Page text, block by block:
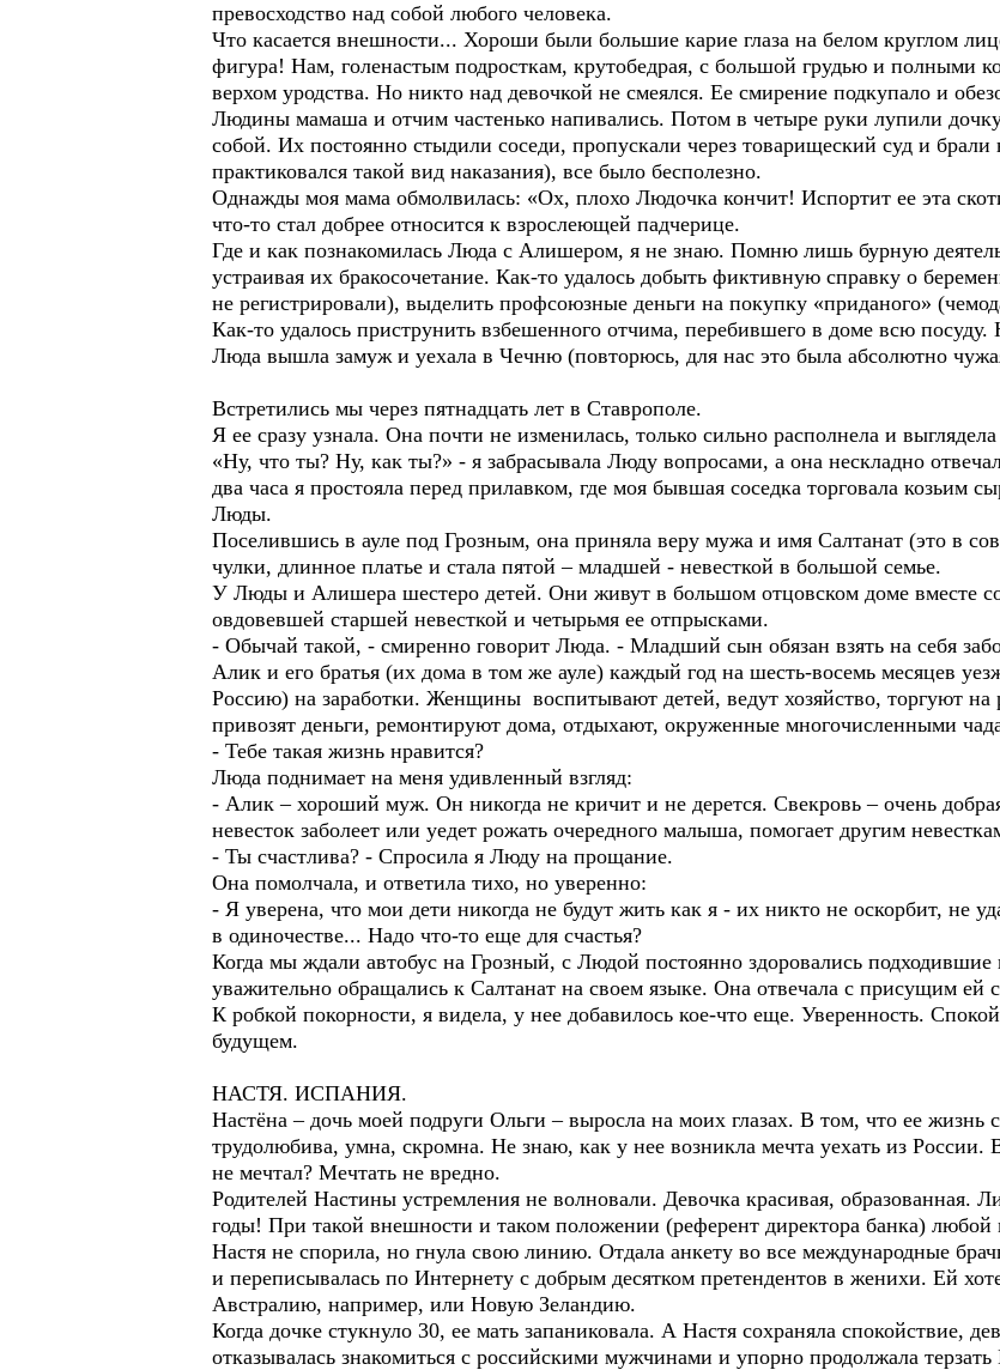
превосходство над собой любого человека.
Что касается внешности... Хороши были большие карие глаза на белом круглом
фигура! Нам, голенастым подросткам, крутобедрая, с большой грудью и полными
верхом уродства. Но никто над девочкой не смеялся. Ее смирение подкупало и
Людины мамаша и отчим частенько напивались. Потом в четыре руки лупили
собой. Их постоянно стыдили соседи, пропускали через товарищеский суд и
практиковался такой вид наказания), все было бесполезно.
Однажды моя мама обмолвилась: «Ох, плохо Людочка кончит! Испортит ее эта
что-то стал добрее относится к взрослеющей падчерице.
Где и как познакомилась Люда с Алишером, я не знаю. Помню лишь бурную
устраивая их бракосочетание. Как-то удалось добыть фиктивную справку о
не регистрировали), выделить профсоюзные деньги на покупку «приданого»
Как-то удалось приструнить взбешенного отчима, перебившего в доме всю посуду.
Люда вышла замуж и уехала в Чечню (повторюсь, для нас это была абсолютно
Встретились мы через пятнадцать лет в Ставрополе.
Я ее сразу узнала. Она почти не изменилась, только сильно располнела и
«Ну, что ты? Ну, как ты?» - я забрасывала Люду вопросами, а она нескладно
два часа я простояла перед прилавком, где моя бывшая соседка торговала козьим
Люды.
Поселившись в ауле под Грозным, она приняла веру мужа и имя Салтанат (это в
чулки, длинное платье и стала пятой – младшей - невесткой в большой семье.
У Люды и Алишера шестеро детей. Они живут в большом отцовском доме вместе
овдовевшей старшей невесткой и четырьмя ее отпрысками.
- Обычай такой, - смиренно говорит Люда. - Младший сын обязан взять на себя
Алик и его братья (их дома в том же ауле) каждый год на шесть-восемь месяцев
Россию) на заработки. Женщины воспитывают детей, ведут хозяйство, торгуют
привозят деньги, ремонтируют дома, отдыхают, окруженные многочисленными
- Тебе такая жизнь нравится?
Люда поднимает на меня удивленный взгляд:
- Алик – хороший муж. Он никогда не кричит и не дерется. Свекровь – очень
невесток заболеет или уедет рожать очередного малыша, помогает другим
- Ты счастлива? - Спросила я Люду на прощание.
Она помолчала, и ответила тихо, но уверенно:
- Я уверена, что мои дети никогда не будут жить как я - их никто не оскорбит, не
в одиночестве... Надо что-то еще для счастья?
Когда мы ждали автобус на Грозный, с Людой постоянно здоровались
уважительно обращались к Салтанат на своем языке. Она отвечала с присущим ей
К робкой покорности, я видела, у нее добавилось кое-что еще. Уверенность.
будущем.
НАСТЯ. ИСПАНИЯ.
Настёна – дочь моей подруги Ольги – выросла на моих глазах. В том, что ее жизнь
трудолюбива, умна, скромна. Не знаю, как у нее возникла мечта уехать из России.
не мечтал? Мечтать не вредно.
Родителей Настины устремления не волновали. Девочка красивая, образованная.
годы! При такой внешности и таком положении (референт директора банка) любой
Настя не спорила, но гнула свою линию. Отдала анкету во все международные
и переписывалась по Интернету с добрым десятком претендентов в женихи. Ей
Австралию, например, или Новую Зеландию.
Когда дочке стукнуло 30, ее мать запаниковала. А Настя сохраняла спокойствие,
отказывалась знакомиться с российскими мужчинами и упорно продолжала терзать